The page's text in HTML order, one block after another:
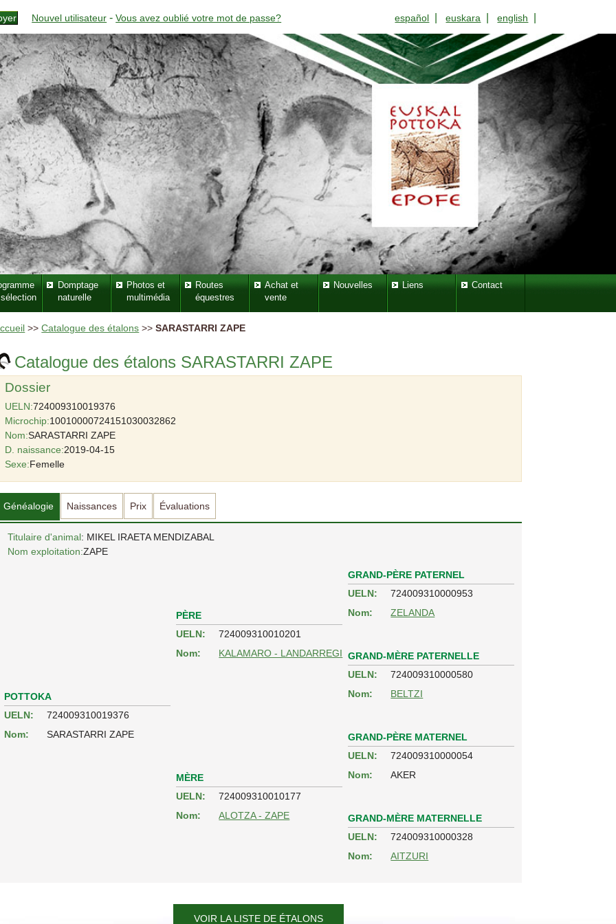
Nouvel utilisateur -Vous avez oublié votre mot de passe? español |euskara |english
Domptage
naturelle
Photos et
multimédia
Routes
équestres
Achat et
vente
Nouvelles Liens Contact
>>Catalogue des étalons >>SARASTARRI ZAPE
Catalogue des étalons SARASTARRI ZAPE
Dossier
UELN:724009310019376
Microchip:10010000724151030032862
Nom:SARASTARRI ZAPE
D. naissance:2019-04-15
Sexe:Femelle
Généalogie Naissances Prix Évaluations
Titulaire d'animal: MIKEL IRAETA MENDIZABAL
Nom exploitation:ZAPE
POTTOKA
UELN:
724009310019376
Nom:
SARASTARRI ZAPE
PÈRE
UELN:
724009310010201
Nom:
KALAMARO - LANDARREGI
GRAND-PÈRE PATERNEL
UELN:
724009310000953
Nom:
ZELANDA
GRAND-MÈRE PATERNELLE
UELN:
724009310000580
Nom:
BELTZI
MÈRE
UELN:
724009310010177
Nom:
ALOTZA - ZAPE
GRAND-PÈRE MATERNEL
UELN:
724009310000054
Nom:
AKER
GRAND-MÈRE MATERNELLE
UELN:
724009310000328
Nom:
AITZURI
VOIR LA LISTE DE ÉTALONS